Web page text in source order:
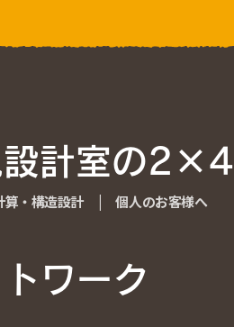
設計室の2×4
設計室の2×4
算・構造設計
算・構造設計 個人のお客様へ
個人のお客様へ
ワーク
ワーク